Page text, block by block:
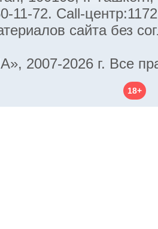
11-72. Call-
сайта без
2007-2026 г. Все
18+